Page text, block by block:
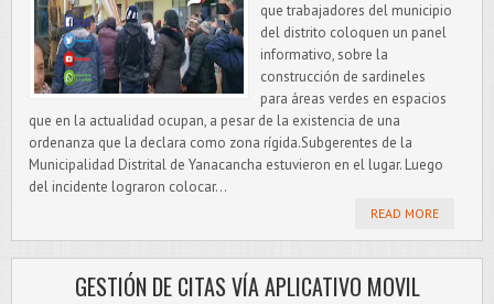
que trabajadores del municipio
del distrito coloquen un panel
informativo, sobre la
construcción de sardineles
para áreas verdes en espacios
que en la actualidad ocupan, a pesar de la existencia de una
ordenanza que la declara como zona rígida.Subgerentes de la
Municipalidad Distrital de Yanacancha estuvieron en el lugar. Luego
del incidente lograron colocar...
READ MORE
GESTIÓN DE CITAS VÍA APLICATIVO MOVIL